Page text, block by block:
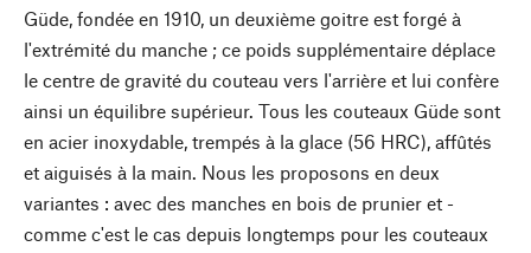
Güde, fondée en 1910, un deuxième goitre est forgé à
l'extrémité du manche ; ce poids supplémentaire déplace
le centre de gravité du couteau vers l'arrière et lui confère
ainsi un équilibre supérieur. Tous les couteaux Güde sont
en acier inoxydable, trempés à la glace (56 HRC), affûtés
et aiguisés à la main. Nous les proposons en deux
variantes : avec des manches en bois de prunier et -
comme c'est le cas depuis longtemps pour les couteaux